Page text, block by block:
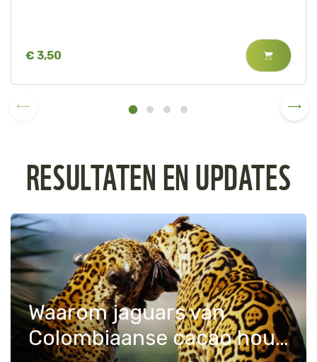
€ 3,50
RESULTATEN EN UPDATES
Waarom jaguars van
Colombiaanse cacao houden